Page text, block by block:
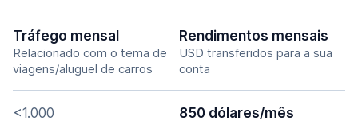
Tráfego mensal
Relacionado com o tema de
viagens/aluguel de carros
Rendimentos mensais
USD transferidos para a sua
conta
<1.000 850 dólares/mês